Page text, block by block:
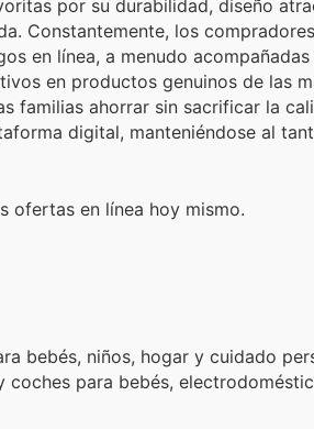
por su durabilidad, diseño
Constantemente, los
en línea, a menudo
en productos genuinos de las
familias ahorrar sin sacrificar la
digital, manteniéndose al
ofertas en línea hoy mismo.
bebés, niños, hogar y cuidado
para bebés,